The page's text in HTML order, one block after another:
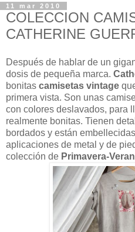
11 mar 2010
COLECCION
CATHERINE
Después de hablar de un
dosis de pequeña marca.
bonitas camisetas vintage
primera vista. Son unas
con colores deslavados, para
realmente bonitas. Tienen
bordados y están
aplicaciones de metal y de
colección de Primavera-